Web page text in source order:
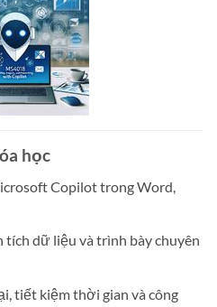
học
Copilot trong Word,
tích dữ liệu và trình bày chuyên
tiết kiệm thời gian và công